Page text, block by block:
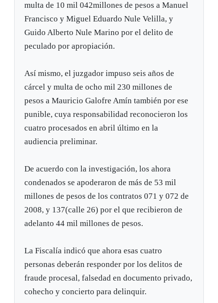
multa de 10 mil 042millones de pesos a Manuel
Francisco y Miguel Eduardo Nule Velilla, y
Guido Alberto Nule Marino por el delito de
peculado por apropiación.
Así mismo, el juzgador impuso seis años de
cárcel y multa de ocho mil 230 millones de
pesos a Mauricio Galofre Amín también por ese
punible, cuya responsabilidad reconocieron los
cuatro procesados en abril último en la
audiencia preliminar.
De acuerdo con la investigación, los ahora
condenados se apoderaron de más de 53 mil
millones de pesos de los contratos 071 y 072 de
2008, y 137(calle 26) por el que recibieron de
adelanto 44 mil millones de pesos.
La Fiscalía indicó que ahora esas cuatro
personas deberán responder por los delitos de
fraude procesal, falsedad en documento privado,
cohecho y concierto para delinquir.